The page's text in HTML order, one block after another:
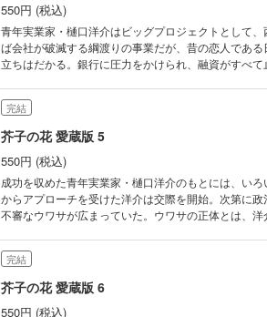
550円 (税込)
青年実業家・樋口洋介はビッグプロジェクトとして
ば会社が破滅する綱渡りの事業だが、昔の恋人であ
立ちはだかる。銀行に圧力をかけられ、融資がすべ
VOL.20「対決」 ・VOL.21「築城」 ・VOL.22「黒い
完結
芥子の花 愛蔵版 5
550円 (税込)
成功を収めた青年実業家・樋口洋介のもとには、い
からアプローチを受けた洋介は交際を開始。次第に
不審なウワサが広まっていた。ウワサの正体とは、洋介の将来とは？ 【収録作品】 ・
完結
芥子の花 愛蔵版 6
550円 (税込)